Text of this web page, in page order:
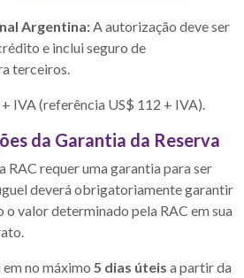
Argentina:A autorização deve ser
e inclui seguro de
terceiros.
IVA (referência US$ 112 + IVA).
da Garantia da Reserva
RAC requer uma garantia para ser
deverá obrigatoriamente garantir
valor determinado pela RAC em sua
no máximo 5 dias úteis a partir da